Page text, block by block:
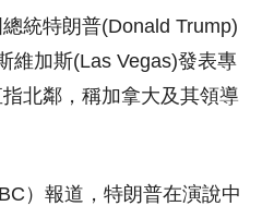
總統特朗普(Donald Trump)
維加斯(Las Vegas)發表專
北鄰，稱加拿大及其領導
）報道，特朗普在演說中